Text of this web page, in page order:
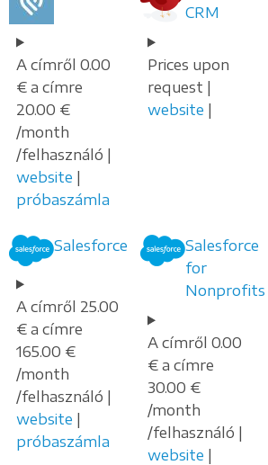
A címről 0.00
€ a címre
20.00 €
/month
/felhasználó |
website |
próbaszámla
CRM
Prices upon
request |
website |
Salesforce
A címről 25.00
€ a címre
165.00 €
/month
/felhasználó |
website |
próbaszámla
Salesforce
for
Nonprofits
A címről 0.00
€ a címre
30.00 €
/month
/felhasználó |
website |